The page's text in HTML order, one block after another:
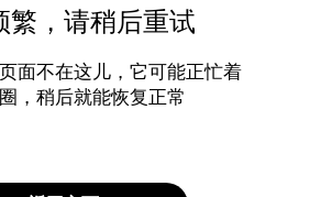
繁，请稍后重试
面不在这儿，它可能正忙着
，稍后就能恢复正常